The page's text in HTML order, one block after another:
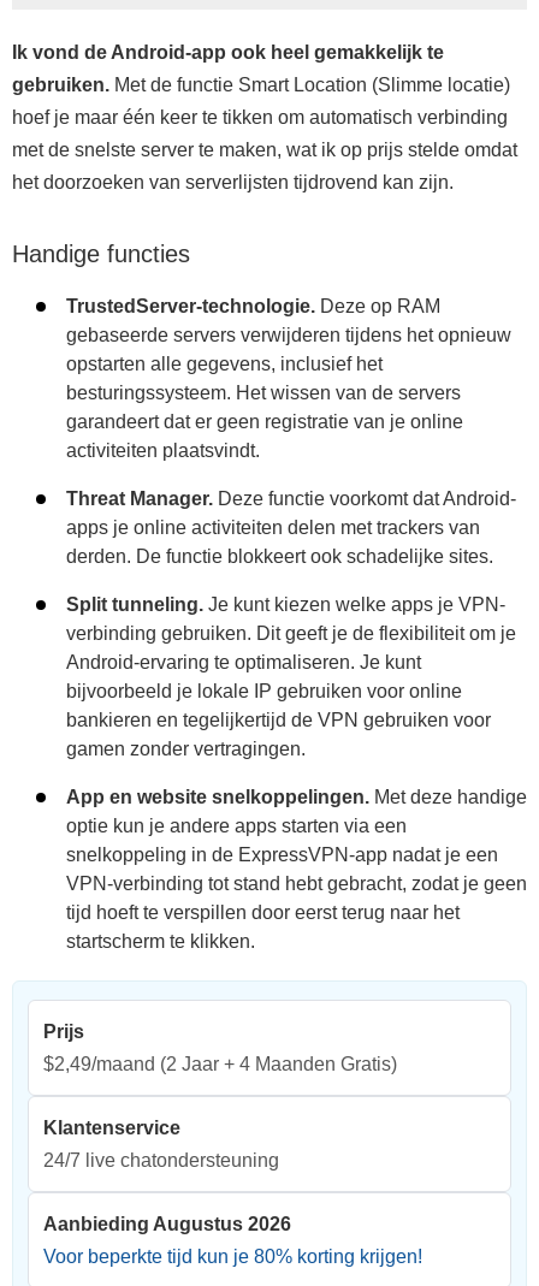
Ik vond de Android-app ook heel gemakkelijk te
gebruiken. Met de functie Smart Location (Slimme locatie)
hoef je maar één keer te tikken om automatisch verbinding
met de snelste server te maken, wat ik op prijs stelde omdat
het doorzoeken van serverlijsten tijdrovend kan zijn.
Handige functies
TrustedServer-technologie. Deze op RAM
gebaseerde servers verwijderen tijdens het opnieuw
opstarten alle gegevens, inclusief het
besturingssysteem. Het wissen van de servers
garandeert dat er geen registratie van je online
activiteiten plaatsvindt.
Threat Manager. Deze functie voorkomt dat Android-
apps je online activiteiten delen met trackers van
derden. De functie blokkeert ook schadelijke sites.
Split tunneling. Je kunt kiezen welke apps je VPN-
verbinding gebruiken. Dit geeft je de flexibiliteit om je
Android-ervaring te optimaliseren. Je kunt
bijvoorbeeld je lokale IP gebruiken voor online
bankieren en tegelijkertijd de VPN gebruiken voor
gamen zonder vertragingen.
App en website snelkoppelingen. Met deze handige
optie kun je andere apps starten via een
snelkoppeling in de ExpressVPN-app nadat je een
VPN-verbinding tot stand hebt gebracht, zodat je geen
tijd hoeft te verspillen door eerst terug naar het
startscherm te klikken.
Prijs
$2,49/maand (2 Jaar + 4 Maanden Gratis)
Klantenservice
24/7 live chatondersteuning
Aanbieding Augustus 2026
Voor beperkte tijd kun je 80% korting krijgen!